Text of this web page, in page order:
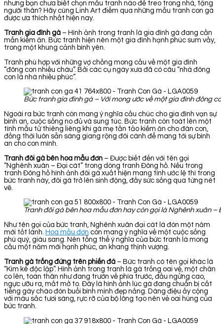
nhưng bạn chưa biết chọn mẫu tranh nào để treo trong nhà, tặng
người thân? Hãy cùng Linh Art điểm qua những mẫu tranh con gà
được ưa thích nhất hiện nay.
Tranh gia đình gà – Hình ảnh trong tranh là gia đình gà đang cần
mẫn kiếm ăn. Bức tranh hiện nên một gia đình hạnh phúc sum vầy,
trong một khung cảnh bình yên.
Tranh phù hợp với những vợ chồng mong cầu về một gia đình
“đông con nhiều cháu”. Bởi các cụ ngày xưa đã có câu “nhà đông
con là nhà nhiều phúc”.
Bức tranh gia đình gà – Với mong ước về một gia đình đông
Ngoài ra bức tranh còn mang ý nghĩa cầu chúc cho gia đình vạn sự
bình an, cuộc sống no đủ và sung túc. Bức tranh còn toát lên một
tình mẫu tử thiêng liêng khi gà mẹ tần tảo kiếm ăn cho đàn con,
đồng thời luôn sẵn sàng giang rộng đôi cánh để mang tới sự bình
an cho con mình.
Tranh đôi gà bên hoa mẫu đơn – Được biết đến với tên gọi
“Nghênh xuân – Đại cát” trong dòng tranh Đông hồ. Nếu trong
tranh Đông hồ hình ảnh đôi gà xuất hiện mang tính ước lệ thì trong
bức tranh này, đôi gà trở lên sinh động, đầy sức sống qua từng nét
vẽ.
Tranh đôi gà bên hoa mẫu đơn hay còn gọi là Nghênh xuân –
Như tên gọi của bức tranh, Nghênh xuân đại cát là đón một năm
mới tốt lành. Hoa mẫu đơn còn mang ý nghĩa về một cuộc sống
phú quý, giàu sang. Nên tổng thể ý nghĩa của bức tranh là mong
cầu một năm mới hạnh phúc, an khang thịnh vượng.
Tranh gà trống đứng trên phiến đá – Bức tranh có tên gọi khác là
“Kim kê độc lập”. Hình ảnh trong tranh là gà trống oai vệ, một chân
co lên, toàn thân như đang trườn về phía trước, đầu ngửng cao,
ngực ưỡu ra, mắt mở to. Đây là hình ảnh lúc gà đang chuẩn bị cất
tiếng gáy chào đón buổi bình minh đẹp nắng. Dáng điệu ấy cộng
với màu sắc tươi sáng, rực rỡ của bộ lông tạo nên vẻ oai hùng của
bức tranh.